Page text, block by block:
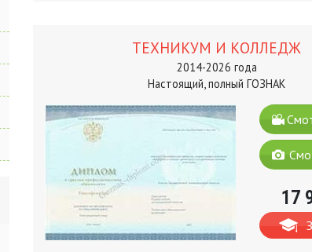
ТЕХНИКУМ И КОЛЛЕДЖ
2014-2026 года
Настоящий, полный ГОЗНАК
17